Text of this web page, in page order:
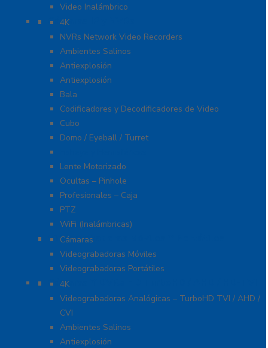
Video Inalámbrico
Cámaras IP y NVRs
4K
NVRs Network Video Recorders
Ambientes Salinos
Antiexplosión
Antiexplosión
Bala
Codificadores y Decodificadores de Video
Cubo
Domo / Eyeball / Turret
Lente Motorizado
Ocultas – Pinhole
Profesionales – Caja
PTZ
WiFi (Inalámbricas)
Videograbadoras Móviles Y Portátiles
Cámaras
Videograbadoras Móviles
Videograbadoras Portátiles
Cámaras Y DVRs HD TurboHD / AHD / HD-TVI
4K
Videograbadoras Analógicas – TurboHD TVI / AHD /
CVI
Ambientes Salinos
Antiexplosión